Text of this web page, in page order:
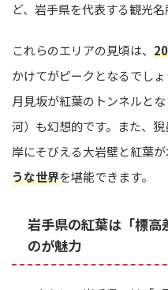
ど、岩手県を代表する観光
これらのエリアの見頃は、
かけてがピークとなるでし
月見坂が紅葉のトンネルと
河）も幻想的です。また、
岸にそびえる大岩壁と紅葉が
うな世界を堪能できます。
岩手県の紅葉は「標
のが魅力